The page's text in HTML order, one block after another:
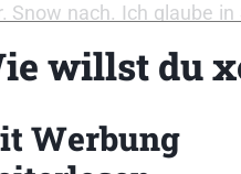
Snow nach. Ich glaube
willst du
Werbung